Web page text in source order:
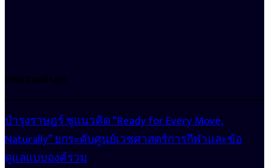
บทความล่าสุด
บำรุงราษฎร์ ชูแนวคิด “Ready for Every Move,
Naturally” ยกระดับศูนย์เวชศาสตร์การกีฬาและข้อ
ดูแลแบบองค์รวม